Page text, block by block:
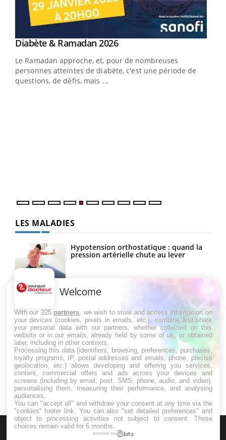
Youtube
Diabète & Ramadan 2026Youtube
Le Ramadan approche, et, pour de nombreuses
personnes atteintes de diabète, c'est une période de
questions, de défis, mais ...
Youtube
Un « jumeau numérique » pour faciliter l’accès
Un établissement lié à un groupe mutualiste innove en
matière de bilan de santé : l'utilisation d'un « jumeau
LES MALADIES
Hypotension orthostatique : quand la
pression artérielle chute au lever
Drépanocytose : une déformation des
globules rouges aux conséquences
Maladie de Charcot (Sclérose latérale
amyotrophique)
Welcome
With our 225 partners , we wish to store and access information on
your devices (cookies, pixels in emails, etc.), combine and share
your personal data with our partners, whether collected on this
website or in our emails, already held by some of us, or obtained
later, including in other contexts.
Processing this data (identifiers, browsing, preferences, purchases,
loyalty programs, IP, postal addresses and emails, phone, precise
geolocation, etc.) allows developing and offering you services,
content, commercial offers and ads across your devices and
screens (including by email, post, SMS, phone, audio, and video),
personalising them, measuring their performance, and analysing
audiences.
You can "accept all" and withdraw your consent at any time via the
"cookies" footer link . You can also "set detailed preferences" and
object to processing activities not subject to consent. These
choices remain valid for 6 months.
powered by